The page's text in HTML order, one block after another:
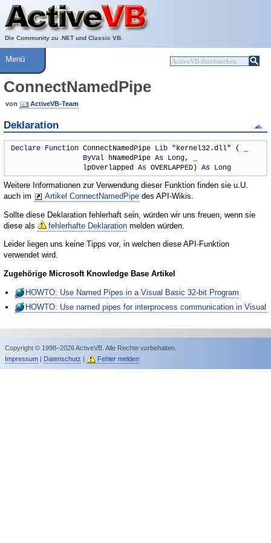
Die Community zu .NET und Classic VB.
Über ActiveVB
Hilfe
Menü
ConnectNamedPipe
von ActiveVB-Team
Deklaration
Declare Function ConnectNamedPipe Lib "kernel32.dll" ( _
ByVal hNamedPipe As Long, _
                 lpOverlapped
As OVERLAPPED) As Long
Weitere Informationen zur Verwendung dieser Funktion finden sie u.U.
auch im
Artikel ConnectNamedPipe des API-Wikis.
Sollte diese Deklaration fehlerhaft sein, würden wir uns freuen, wenn sie
diese als
fehlerhafte Deklaration melden würden.
Leider liegen uns keine Tipps vor, in welchen diese API-Funktion
verwendet wird.
Zugehörige Microsoft Knowledge Base Artikel
HOWTO: Use Named Pipes in a Visual Basic 32-bit Program
HOWTO: Use named pipes for interprocess communication in Visual
Copyright © 1998–2026 ActiveVB. Alle Rechte vorbehalten.
Impressum| Datenschutz | Fehler melden